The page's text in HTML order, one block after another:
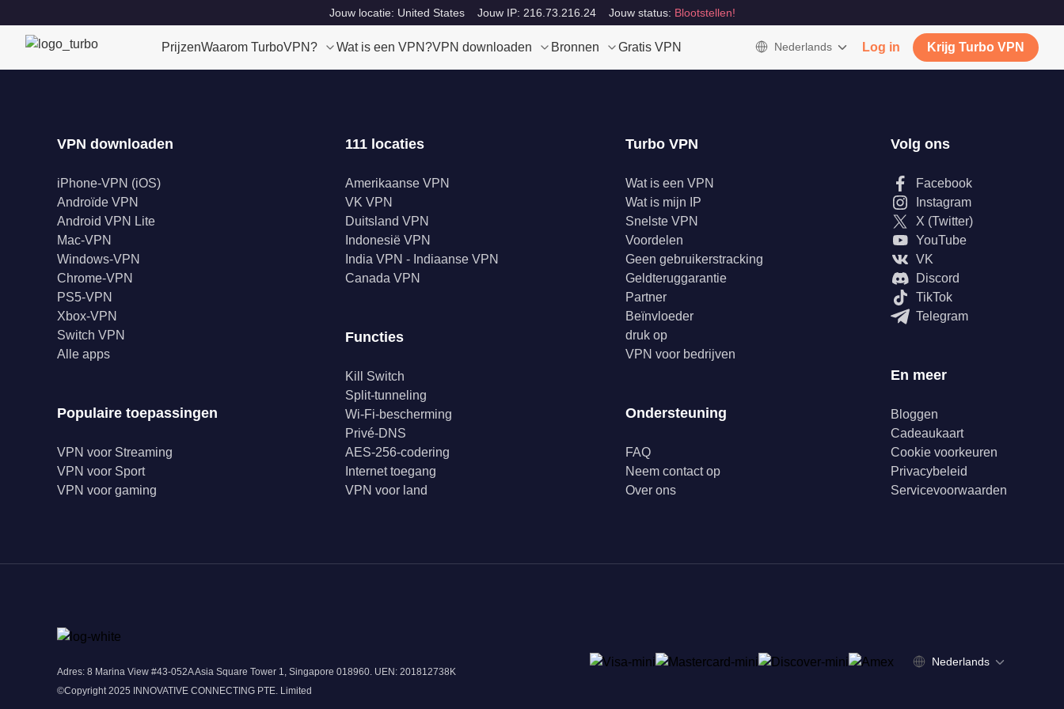
Jouw locatie: United States Jouw IP: 216.73.216.24 Jouw status: Blootstellen!
PrijzenWaarom TurboVPN? Wat is een VPN?VPN downloaden Bronnen Gratis VPN Nederlands Log in Krijg Turbo VPN
VPN downloaden
iPhone-VPN (iOS)
Androïde VPN
Android VPN Lite
Mac-VPN
Windows-VPN
Chrome-VPN
PS5-VPN
Xbox-VPN
Switch VPN
Alle apps
Populaire toepassingen
VPN voor Streaming
VPN voor Sport
VPN voor gaming
111 locaties
Amerikaanse VPN
VK VPN
Duitsland VPN
Indonesië VPN
India VPN - Indiaanse VPN
Canada VPN
Functies
Kill Switch
Split-tunneling
Wi-Fi-bescherming
Privé-DNS
AES-256-codering
Internet toegang
VPN voor land
Turbo VPN
Wat is een VPN
Wat is mijn IP
Snelste VPN
Voordelen
Geen gebruikerstracking
Geldteruggarantie
Partner
Beïnvloeder
druk op
VPN voor bedrijven
Ondersteuning
FAQ
Neem contact op
Over ons
Volg ons
Facebook
Instagram
X (Twitter)
YouTube
VK
Discord
TikTok
Telegram
En meer
Bloggen
Cadeaukaart
Cookie voorkeuren
Privacybeleid
Servicevoorwaarden
Adres: 8 Marina View #43-052A Asia Square Tower 1, Singapore 018960. UEN: 201812738K
©Copyright 2025 INNOVATIVE CONNECTING PTE. Limited
Nederlands